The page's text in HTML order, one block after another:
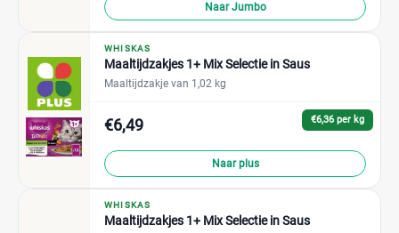
Naar Jumbo
WHISKAS
Maaltijdzakjes 1+ Mix Selectie in Saus
Maaltijdzakje van 1,02 kg
€6,36 per kg
€6,49
Naar plus
WHISKAS
Maaltijdzakjes 1+ Mix Selectie in Saus